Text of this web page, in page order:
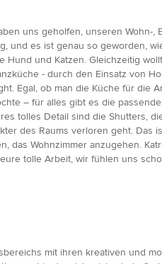
uns geholfen, unseren
und es ist genau so geworden,
und Katzen. Gleichzeitig
- durch den Einsatz von
Egal, ob man die Küche für die
– für alles gibt es die
tolles Detail sind die Shutters,
des Raums verloren geht.
Wohnzimmer anzugehen.
tolle Arbeit, wir fühlen uns
mit ihren kreativen und